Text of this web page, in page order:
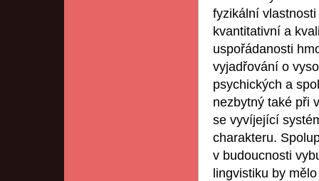
fyzikální
kvantitativní a
uspořádanosti
vyjadřování o
psychických a
nezbytný také při
se vyvíjející
charakteru.
v budoucnosti
lingvistiku by